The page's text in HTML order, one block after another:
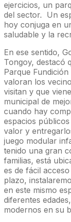
ejercicios, un
del sector. Un
hoy conjuga en
saludable y la
En ese sentido,
Tongoy, destacó
Parque
valoran los
visitan y que
municipal de
cuando hay
espacios
valor y
juego modular
tenido una gran
familias, está
es de fácil
plazo,
en este mismo
diferentes
modernos en su